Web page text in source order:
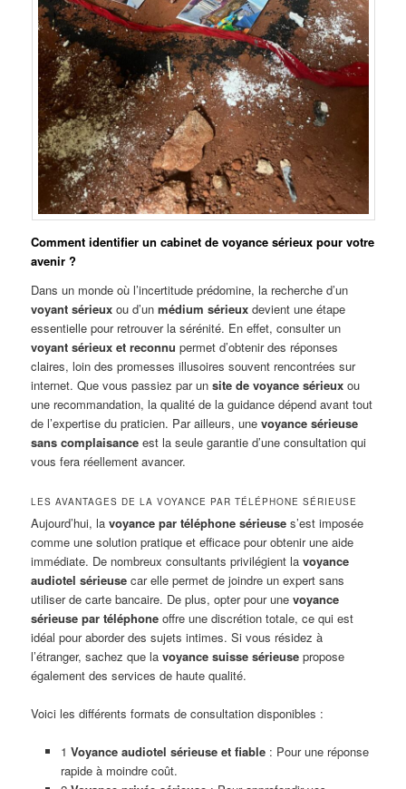
Comment identifier un cabinet de voyance sérieux pour votre
avenir ?
Dans un monde où l’incertitude prédomine, la recherche d’un
voyant sérieux ou d’unmédium sérieux devient une étape
essentielle pour retrouver la sérénité. En effet, consulter un
voyant sérieux et reconnu permet d’obtenir des réponses
claires, loin des promesses illusoires souvent rencontrées sur
internet. Que vous passiez par unsite de voyance sérieux ou
une recommandation, la qualité de la guidance dépend avant tout
de l’expertise du praticien. Par ailleurs, unevoyance sérieuse
sans complaisance est la seule garantie d’une consultation qui
vous fera réellement avancer.
LES AVANTAGES DE LA VOYANCE PAR TÉLÉPHONE SÉRIEUSE
Aujourd’hui, lavoyance par téléphone sérieuse s’est imposée
comme une solution pratique et efficace pour obtenir une aide
immédiate. De nombreux consultants privilégient lavoyance
audiotel sérieuse car elle permet de joindre un expert sans
utiliser de carte bancaire. De plus, opter pour unevoyance
sérieuse par téléphone offre une discrétion totale, ce qui est
idéal pour aborder des sujets intimes. Si vous résidez à
l’étranger, sachez que lavoyance suisse sérieuse propose
également des services de haute qualité.
Voici les différents formats de consultation disponibles :
1 Voyance audiotel sérieuse et fiable: Pour une réponse
rapide à moindre coût.